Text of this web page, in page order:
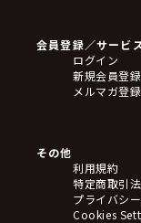
フィギュア
アクリルス
バッジ
キーホルダ
ステッカー
タペスト
アームサ
ブレードホ
会員登録／サービ
ログイン
新規会員登録
メルマガ登録
その他
利用規約
特定商取引
プライバシ
Cookies